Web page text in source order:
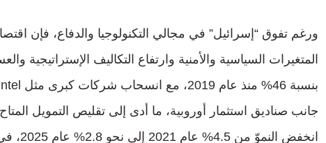
ورغم تفوق “إسرائيل” في مجالي التكنولوجيا والدفاع، فإن
المتغيرات السياسية والأمنية وارتفاع التكاليف الإستراتيجية
جانب صناديق استثمار أوروبية، ما أدى إلى تقليص التمويل